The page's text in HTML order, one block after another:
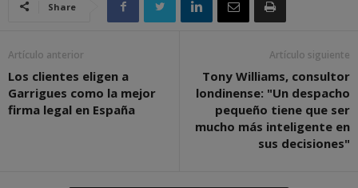
Share
Artículo anterior
Los clientes eligen a
Garrigues como la mejor
firma legal en España
Artículo siguiente
Tony Williams, consultor
londinense: "Un despacho
pequeño tiene que ser
mucho más inteligente en
sus decisiones"